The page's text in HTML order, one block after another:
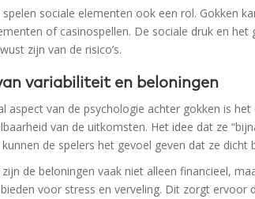
spelen sociale elementen ook een rol. Gokken
of casinospellen. De sociale druk en
zijn van de risico’s.
variabiliteit en beloningen
aspect van de psychologie achter gokken is
van de uitkomsten. Het idee dat ze
de spelers het gevoel geven dat ze
de beloningen vaak niet alleen financieel,
voor stress en verveling. Dit zorgt